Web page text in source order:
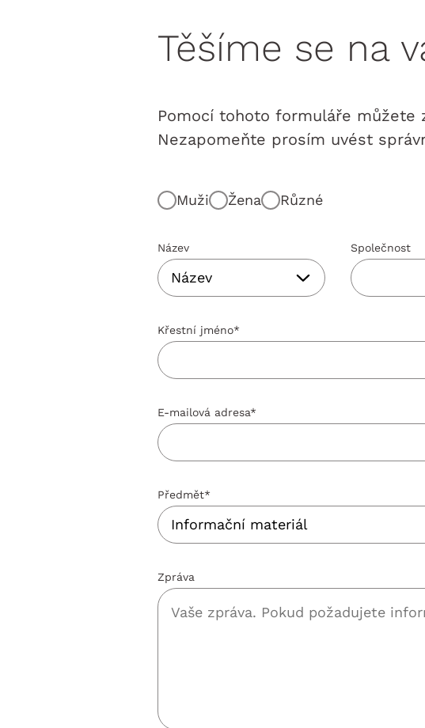
Těšíme se na
Pomocí tohoto formuláře můžete
Nezapomeňte prosím uvést
Muži Žena Různé
Název Společnost
Křestní jméno*
E-mailová adresa*
Předmět*
Zpráva